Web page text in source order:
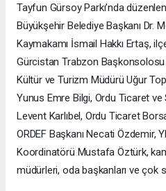
Tayfun Gürsoy Parkı’nda
Büyükşehir Belediye Başkanı Dr.
Kaymakamı İsmail Hakkı Ertaş,
Gürcistan Trabzon Başkonsolosu
Kültür ve Turizm Müdürü Uğur
Yunus Emre Bilgi, Ordu Ticaret ve
Levent Karlıbel, Ordu Ticaret
ORDEF Başkanı Necati Özdemir,
Koordinatörü Mustafa Öztürk,
müdürleri, oda başkanları ve çok